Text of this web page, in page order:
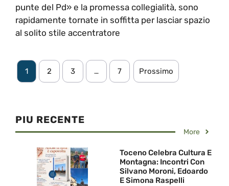
punte del Pd» e la promessa collegialità, sono
rapidamente tornate in soffitta per lasciar spazio
al solito stile accentratore
1 2 3 … 7 Prossimo
PIU RECENTE
More
Toceno Celebra Cultura E
Montagna: Incontri Con
Silvano Moroni, Edoardo
E Simona Raspelli